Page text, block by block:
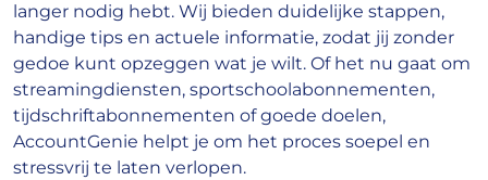
langer nodig hebt. Wij bieden duidelijke stappen,
handige tips en actuele informatie, zodat jij zonder
gedoe kunt opzeggen wat je wilt. Of het nu gaat om
streamingdiensten, sportschoolabonnementen,
tijdschriftabonnementen of goede doelen,
AccountGenie helpt je om het proces soepel en
stressvrij te laten verlopen.